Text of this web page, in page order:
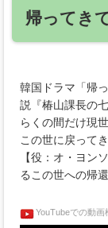
帰ってき
韓国ドラマ「帰
説『椿山課長の
らくの間だけ現
この世に戻って
【役：オ・ヨン
るこの世への帰
YouTubeでの動画